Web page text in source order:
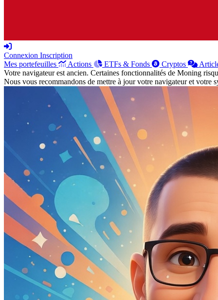
Connexion Inscription
Mes portefeuilles
Actions ETFs & Fonds Cryptos
Votre navigateur est ancien. Certaines fonctionnalités de Moning
Nous vous recommandons de mettre à jour votre navigateur et votre